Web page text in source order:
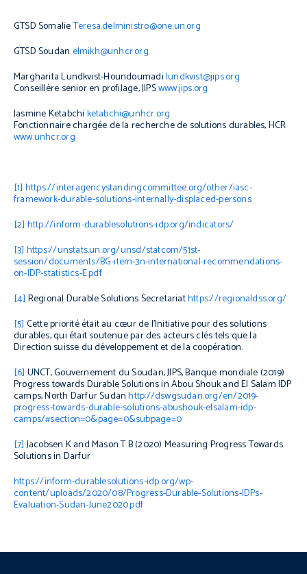
GTSD SomalieTeresa.delministro@one.un.org
GTSD Soudan elmikh@unhcr.org
Margharita Lundkvist-Houndoumadilundkvist@jips.org
Conseillère senior en profilage, JIPSwww.jips.org
Jasmine Ketabchi ketabchi@unhcr.org
Fonctionnaire chargée de la recherche de solutions durables, HCR
www.unhcr.org
[1] https://interagencystandingcommittee.org/other/iasc-
framework-durable-solutions-internally-displaced-persons
[2] http://inform-durablesolutions-idp.org/indicators/
[3] https://unstats.un.org/unsd/statcom/51st-
session/documents/BG-item-3n-international-recommendations-
on-IDP-statistics-E.pdf
[4] Regional Durable Solutions Secretariathttps://regionaldss.org/
[5] Cette priorité était au cœur de l’Initiative pour des solutions
durables, qui était soutenue par des acteurs clés tels que la
Direction suisse du développement et de la coopération.
[6] UNCT, Gouvernement du Soudan, JIPS, Banque mondiale (2019)
Progress towards Durable Solutions in Abou Shouk and El Salam IDP
camps, North Darfur Sudanhttp://dswgsudan.org/en/2019-
progress-towards-durable-solutions-abushouk-elsalam-idp-
camps/#section=0&page=0&subpage=0
[7]Jacobsen K and Mason T B (2020) Measuring Progress Towards
Solutions in Darfur
https://inform-durablesolutions-idp.org/wp-
content/uploads/2020/08/Progress-Durable-Solutions-IDPs-
Evaluation-Sudan-June2020.pdf